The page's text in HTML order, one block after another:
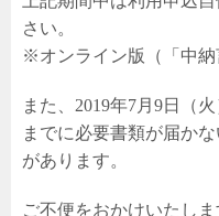
さい。
※オンライン版（「中納
また、2019年7月9日（
までに必要書類が届か
があります。
ご不便をおかけいたし